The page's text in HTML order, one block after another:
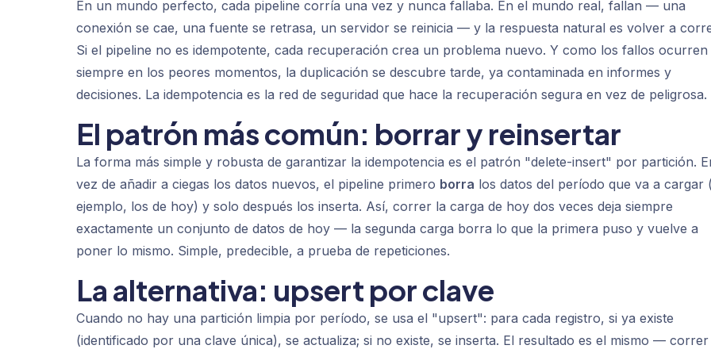
En un mundo perfecto, cada pipeline corría una vez y nunca fallaba. En el mundo real, fallan — una
conexión se cae, una fuente se retrasa, un servidor se reinicia — y la respuesta natural es volver a
Si el pipeline no es idempotente, cada recuperación crea un problema nuevo. Y como los fallos ocurren
siempre en los peores momentos, la duplicación se descubre tarde, ya contaminada en informes y
decisiones. La idempotencia es la red de seguridad que hace la recuperación segura en vez de peligrosa.
El patrón más común: borrar y reinsertar
La forma más simple y robusta de garantizar la idempotencia es el patrón "delete-insert" por partición.
vez de añadir a ciegas los datos nuevos, el pipeline primero borra los datos del período que va a cargar
ejemplo, los de hoy) y solo después los inserta. Así, correr la carga de hoy dos veces deja siempre
exactamente un conjunto de datos de hoy — la segunda carga borra lo que la primera puso y vuelve a
poner lo mismo. Simple, predecible, a prueba de repeticiones.
La alternativa: upsert por clave
Cuando no hay una partición limpia por período, se usa el "upsert": para cada registro, si ya existe
(identificado por una clave única), se actualiza; si no existe, se inserta. El resultado es el mismo — correr